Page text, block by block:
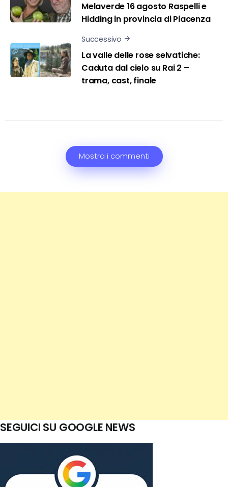
Melaverde 16 agosto Raspelli e
Hidding in provincia di Piacenza
Successivo
La valle delle rose selvatiche:
Caduta dal cielo su Rai 2 –
trama, cast, finale
Mostra i commenti
SEGUICI SU GOOGLE NEWS